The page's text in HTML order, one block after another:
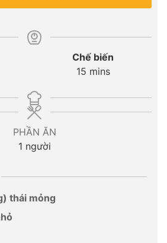
Chế biến
15minutes
mins
PHẦN ĂN
1 người
thái mỏng